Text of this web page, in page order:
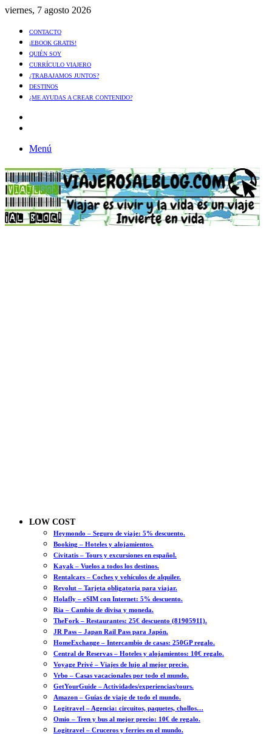
viernes, 7 agosto 2026
CONTACTO
¡EBOOK GRATIS!
QUIÉN SOY
CURRÍCULO VIAJERO
¿TRABAJAMOS JUNTOS?
DESTINOS
¿ME AYUDAS A CREAR CONTENIDO?
Menú
LOW COST
Heymondo – Seguro de viaje: 5% descuento.
Booking – Hoteles y alojamientos.
Civitatis – Tours y excursiones en español.
Kayak – Vuelos a todos los destinos.
Rentalcars – Coches y vehículos de alquiler.
Revolut – Tarjeta obligatoria para viajar.
Holafly – eSIM con Internet: 5% descuento.
Ria – Cambio de divisa y moneda.
TheFork – Restaurantes: 25€ descuento (81905911).
JR Pass – Japan Rail Pass para Japón.
HomeExchange – Intercambio de casas: 250GP regalo.
Central de Reservas – Hoteles y alojamientos: 10€ regalo.
Voyage Privé – Viajes de lujo al mejor precio.
Vrbo – Casas vacacionales por todo el mundo.
GetYourGuide – Actividades/experiencias/tours.
Amazon – Guías de viaje de todo el mundo.
Logitravel – Agencia: circuitos, paquetes, chollos…
Omio – Tren y bus al mejor precio: 10€ de regalo.
Logitravel – Cruceros y ferries en el mundo.